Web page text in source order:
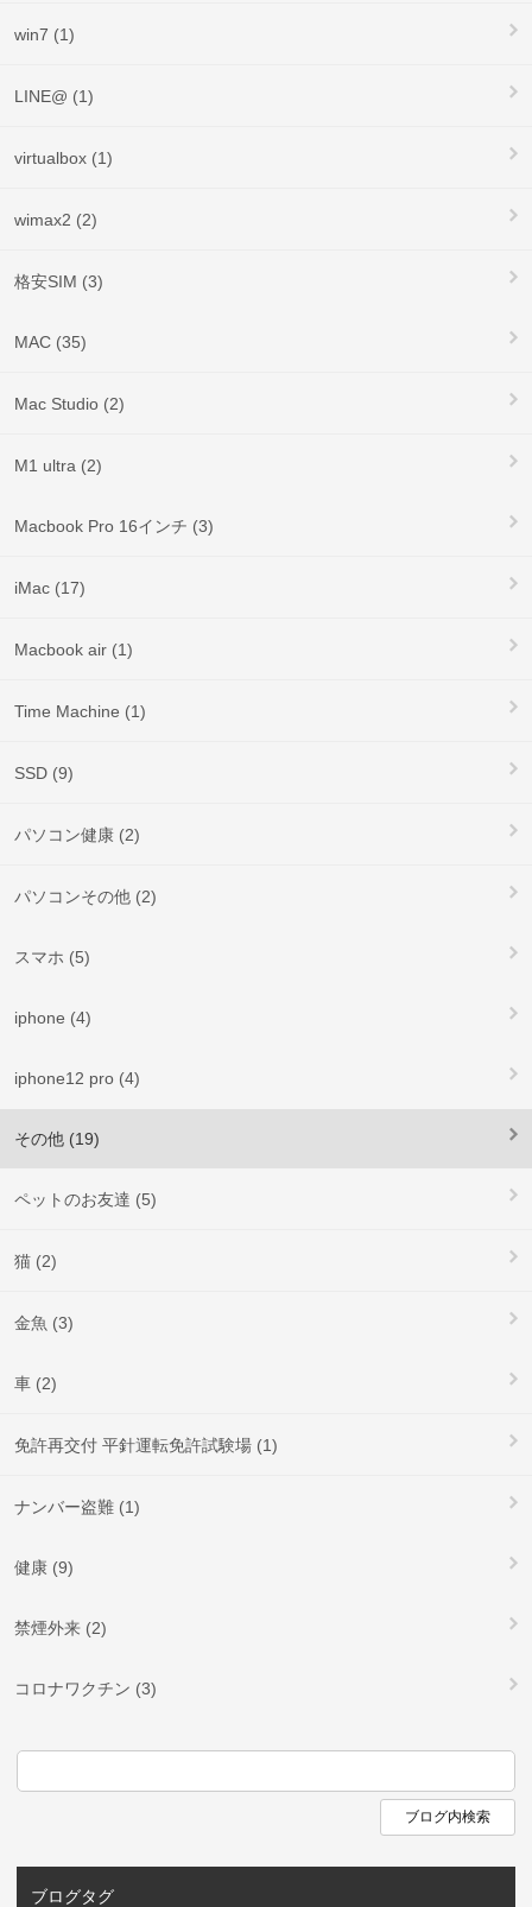
win7 (1)
LINE@ (1)
virtualbox (1)
wimax2 (2)
格安SIM (3)
MAC (35)
Mac Studio (2)
M1 ultra (2)
Macbook Pro 16インチ (3)
iMac (17)
Macbook air (1)
Time Machine (1)
SSD (9)
パソコン健康 (2)
パソコンその他 (2)
スマホ (5)
iphone (4)
iphone12 pro (4)
その他 (19)
ペットのお友達 (5)
猫 (2)
金魚 (3)
車 (2)
免許再交付 平針運転免許試験場 (1)
ナンバー盗難 (1)
健康 (9)
禁煙外来 (2)
コロナワクチン (3)
ブログタグ